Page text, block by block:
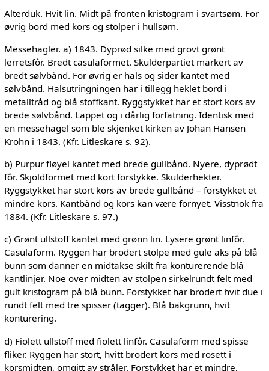
Alterduk. Hvit lin. Midt på fronten kristogram i svartsøm. For
øvrig bord med kors og stolper i hullsøm.
Messehagler. a) 1843. Dyprød silke med grovt grønt
lerretsfôr. Bredt casulaformet. Skulderpartiet markert av
bredt sølvbånd. For øvrig er hals og sider kantet med
sølvbånd. Halsutringningen har i tillegg heklet bord i
metalltråd og blå stoffkant. Ryggstykket har et stort kors av
brede sølvbånd. Lappet og i dårlig forfatning. Identisk med
en messehagel som ble skjenket kirken av Johan Hansen
Krohn i 1843. (Kfr. Litleskare s. 92).
b) Purpur fløyel kantet med brede gullbånd. Nyere, dyprødt
fôr. Skjoldformet med kort forstykke. Skulderhekter.
Ryggstykket har stort kors av brede gullbånd – forstykket et
mindre kors. Kantbånd og kors kan være fornyet. Visstnok fra
1884. (Kfr. Litleskare s. 97.)
c) Grønt ullstoff kantet med grønn lin. Lysere grønt linfôr.
Casulaform. Ryggen har brodert stolpe med gule aks på blå
bunn som danner en midtakse skilt fra konturerende blå
kantlinjer. Noe over midten av stolpen sirkelrundt felt med
gult kristogram på blå bunn. Forstykket har brodert hvit due i
rundt felt med tre spisser (tagger). Blå bakgrunn, hvit
konturering.
d) Fiolett ullstoff med fiolett linfôr. Casulaform med spisse
fliker. Ryggen har stort, hvitt brodert kors med rosett i
korsmidten, omgitt av stråler. Forstykket har et mindre,